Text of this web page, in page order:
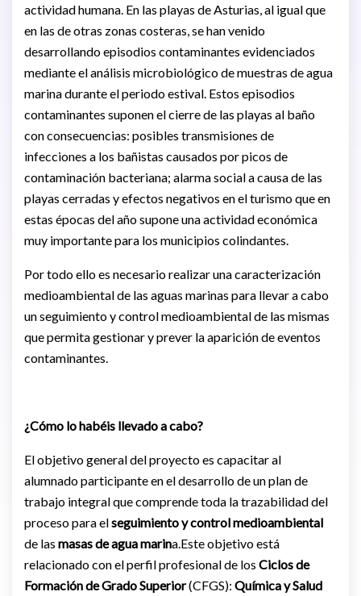
actividad humana. En las playas de Asturias, al igual que
en las de otras zonas costeras, se han venido
desarrollando episodios contaminantes evidenciados
mediante el análisis microbiológico de muestras de agua
marina durante el periodo estival. Estos episodios
contaminantes suponen el cierre de las playas al baño
con consecuencias: posibles transmisiones de
infecciones a los bañistas causados por picos de
contaminación bacteriana; alarma social a causa de las
playas cerradas y efectos negativos en el turismo que en
estas épocas del año supone una actividad económica
muy importante para los municipios colindantes.
Por todo ello es necesario realizar una caracterización
medioambiental de las aguas marinas para llevar a cabo
un seguimiento y control medioambiental de las mismas
que permita gestionar y prever la aparición de eventos
contaminantes.
¿Cómo lo habéis llevado a cabo?
El objetivo general del proyecto es capacitar al
alumnado participante en el desarrollo de un plan de
trabajo integral que comprende toda la trazabilidad del
proceso para elseguimiento y control medioambiental
de las masas de agua marina.Este objetivo está
relacionado con el perfil profesional de los Ciclos de
Formación de Grado Superior(CFGS): Química y Salud